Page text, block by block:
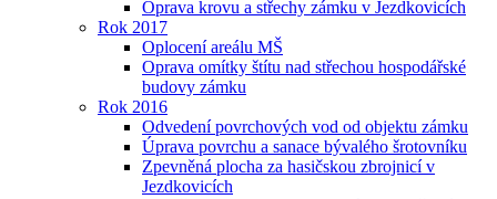
Oprava krovu a střechy zámku v Jezdkovicích
Rok 2017
Oplocení areálu MŠ
Oprava omítky štítu nad střechou hospodářské
budovy zámku
Rok 2016
Odvedení povrchových vod od objektu zámku
Úprava povrchu a sanace bývalého šrotovníku
Zpevněná plocha za hasičskou zbrojnicí v
Jezdkovicích